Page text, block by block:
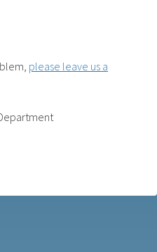
please leave us a